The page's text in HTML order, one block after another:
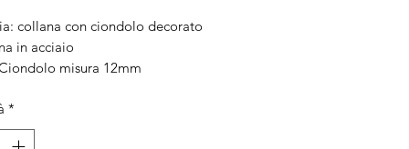
collana con ciondolo decorato
in acciaio
misura 12mm
Acciaio anallergico e senza
*